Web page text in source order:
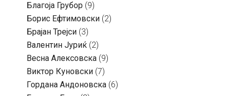
Благоја Грубор (9)
Борис Ефтимовски (2)
Брајан Трејси (3)
Валентин Јуриќ (2)
Весна Алексовска (9)
Виктор Куновски (7)
Гордана Андоновска (6)